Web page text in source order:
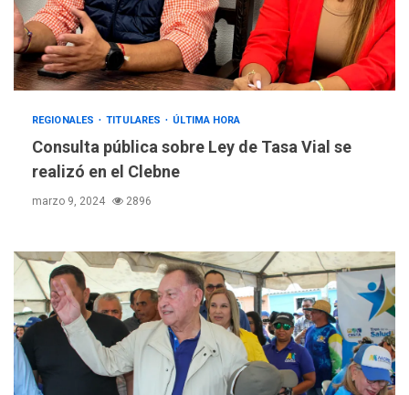
REGIONALES TITULARES ÚLTIMA HORA
Consulta pública sobre Ley de Tasa Vial se
realizó en el Clebne
marzo 9, 2024 2896